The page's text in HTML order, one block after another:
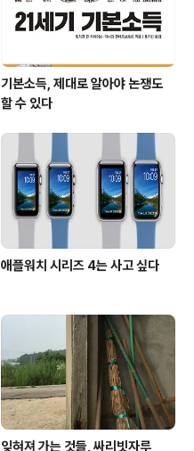
기본소득, 제대로 알아야 논쟁도
할 수 있다
애플워치 시리즈 4는 사고 싶다
잊혀져 가는 것들, 싸리빗자루